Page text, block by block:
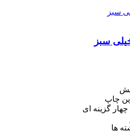
سبز
چاپ
گزینه ای
ها